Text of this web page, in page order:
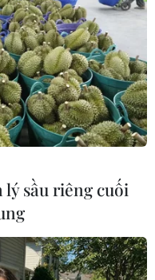
mạnh hợp tác
sầu riêng cuối